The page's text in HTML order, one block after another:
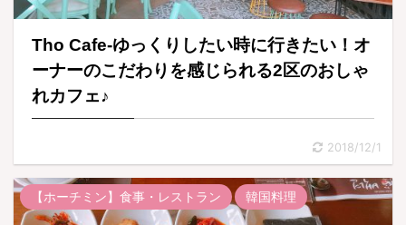
Tho Cafe-ゆっくりしたい時に行きたい！オ
ーナーのこだわりを感じられる2区のおしゃ
れカフェ♪
2018/12/1
【ホーチミン】食事・レストラン 韓国料理